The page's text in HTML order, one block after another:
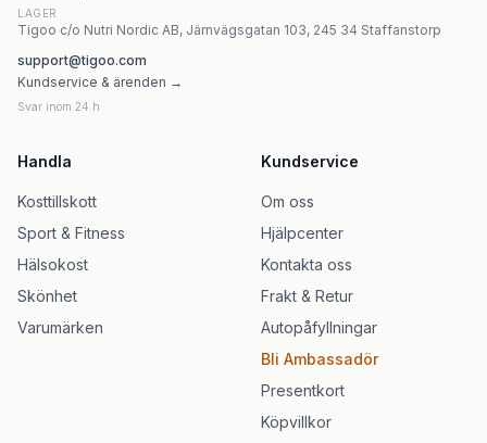
LAGER
Tigoo c/o Nutri Nordic AB, Järnvägsgatan 103, 245 34 Staffanstorp
support@tigoo.com
Kundservice & ärenden →
Svar inom 24 h
Handla
Kosttillskott
Sport & Fitness
Hälsokost
Skönhet
Varumärken
Kundservice
Om oss
Hjälpcenter
Kontakta oss
Frakt & Retur
Autopåfyllningar
Bli Ambassadör
Presentkort
Köpvillkor